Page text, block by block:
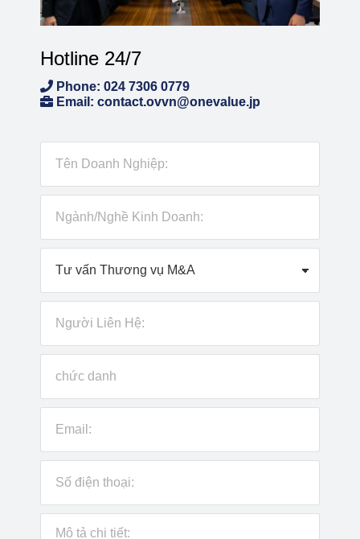
Hotline 24/7
Phone: 024 7306 0779
Email: contact.ovvn@onevalue.jp